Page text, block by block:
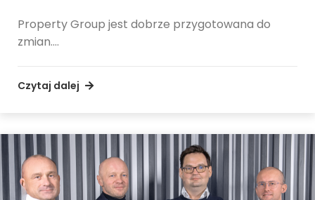
Property Group jest dobrze przygotowana do
zmian.…
Czytaj dalej